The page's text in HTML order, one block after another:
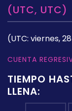
(UTC, UTC)
(UTC: viernes,
CUENTA
TIEMPO
LLENA: